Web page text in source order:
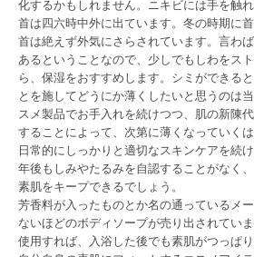
化するかもしれません。ニキビには手を触れ
首は四六時中外に出ています。冬の時期に
首は絶えず外気にさらされています。言わ
あるということなので、少しでもしわをス
ら、保湿をおすすめします。シミができる
とを施してどうにか薄くしたいと思うのは
スメ製品でお手入れを続けつつ、肌の新陳
することによって、次第に薄くなっていくは
日常的にしっかりと適切なスキンケアを続
年後もしみやたるみを自認することがなく
素肌をキープできるでしょう。
芳香料が入ったものとか名の通っているメ
ないほどのボディソープが売り出されてい
使用すれば、入浴した後でも素肌がつっぱり